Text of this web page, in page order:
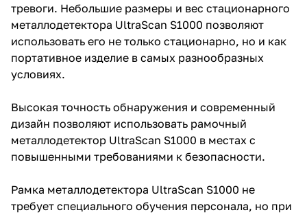
тревоги. Небольшие размеры и вес стационарного
металлодетектора UltraScan S1000 позволяют
использовать его не только стационарно, но и как
портативное изделие в самых разнообразных
условиях.
Высокая точность обнаружения и современный
дизайн позволяют использовать рамочный
металлодетектор UltraScan S1000 в местах с
повышенными требованиями к безопасности.
Рамка металлодетектора UltraScan S1000 не
требует специального обучения персонала, но при